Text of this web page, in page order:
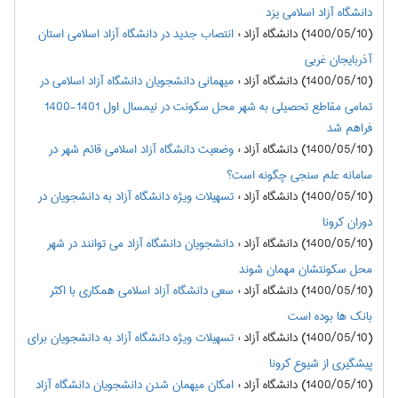
دانشگاه آزاد اسلامی یزد
(1400/05/10) دانشگاه آزاد
:انتصاب جدید در دانشگاه آزاد اسلامی استان
آذربایجان غربی
(1400/05/10) دانشگاه آزاد
:میهمانی دانشجویان دانشگاه آزاد اسلامی در
تمامی مقاطع تحصیلی به شهر محل سکونت در نیمسال اول 1401-1400
فراهم شد
(1400/05/10) دانشگاه آزاد
:وضعیت دانشگاه آزاد اسلامی قائم شهر در
سامانه علم سنجی چگونه است؟
(1400/05/10) دانشگاه آزاد
:تسهیلات ویژه دانشگاه آزاد به دانشجویان در
دوران کرونا
(1400/05/10) دانشگاه آزاد
:دانشجویان دانشگاه آزاد می توانند در شهر
محل سکونتشان مهمان شوند
(1400/05/10) دانشگاه آزاد
: سعی دانشگاه آزاد اسلامی همکاری با اکثر
بانک ها بوده است
(1400/05/10) دانشگاه آزاد
:تسهیلات ویژه دانشگاه آزاد به دانشجویان برای
پیشگیری از شیوع کرونا
(1400/05/10) دانشگاه آزاد
:امکان میهمان شدن دانشجویان دانشگاه آزاد